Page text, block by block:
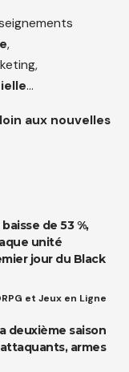
,
…
aux nouvelles
de 53 %,
unité
jour du Black
et Jeux en Ligne
deuxième saison
armes